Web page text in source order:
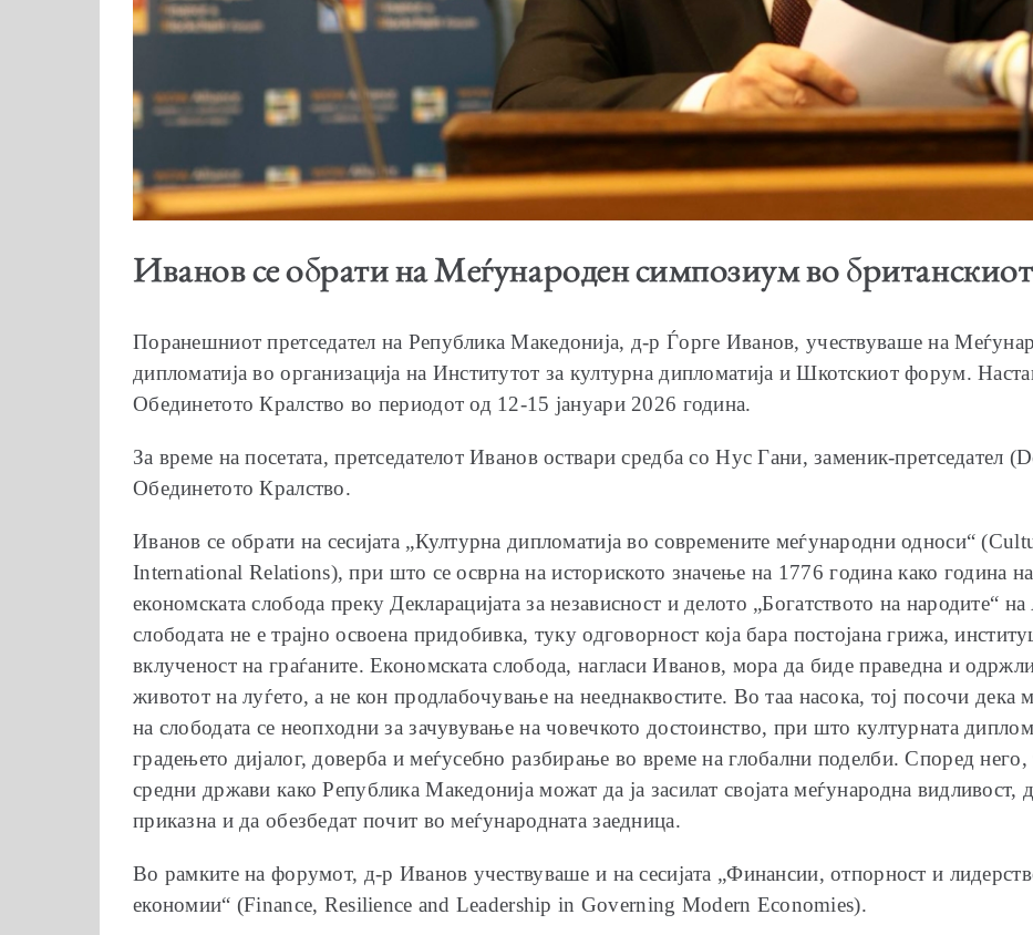
Иванов се обрати на Меѓународен симпозиум во
Поранешниот претседател на Република Македонија, д-р Ѓорге Иванов, учествуваше на
дипломатија во организација на Институтот за културна дипломатија и Шкотскиот форум.
Обединетото Кралство во периодот од 12-15 јануари 2026 година.
За време на посетата, претседателот Иванов оствари средба со Нус Гани, заменик-претседател
Обединетото Кралство.
Иванов се обрати на сесијата „Културна дипломатија во современите меѓународни односи“
International Relations), при што се осврна на историското значење на 1776 година како година
економската слобода преку Декларацијата за независност и делото „Богатството на народите“
слободата не е трајно освоена придобивка, туку одговорност која бара постојана грижа,
вклученост на граѓаните. Економската слобода, нагласи Иванов, мора да биде праведна и
животот на луѓето, а не кон продлабочување на нееднаквостите. Во таа насока, тој посочи дека
на слободата се неопходни за зачувување на човечкото достоинство, при што културната
градењето дијалог, доверба и меѓусебно разбирање во време на глобални поделби. Според
средни држави како Република Македонија можат да ја засилат својата меѓународна видливост,
приказна и да обезбедат почит во меѓународната заедница.
Во рамките на форумот, д-р Иванов учествуваше и на сесијата „Финансии, отпорност и
економии“ (Finance, Resilience and Leadership in Governing Modern Economies).